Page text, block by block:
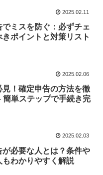
2025.02.11
でミスを防ぐ：必ずチェ
きポイントと対策リスト
2025.02.06
見！確定申告の方法を徹
簡単ステップで手続き完
2025.02.03
が必要な人とは？条件や
もわかりやすく解説